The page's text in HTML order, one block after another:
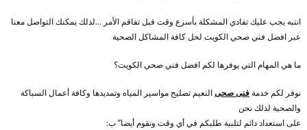
انتبه يجب عليك تفادي المشكلة بأسرع وقت قبل تفاقم الأمر …لذلك يمكنك التواصل معنا
عبر افضل فني صحي الكويت لحل كافة المشاكل الصحية
ما هي المهام التي يوفرها لكم افضل فني صحي الكويت؟
نوفر لكم خدمةفنى صحىالنعيم تصليح مواسير المياه وتمديدها وكافة أعمال السباكة
والصحية لذلك نحن
على استعداد دائم لتلبية طلبكم في أي وقت ونقوم أيضا” ب: